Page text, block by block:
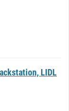
LIDL